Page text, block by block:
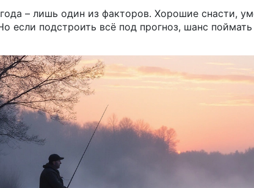
– лишь один из факторов. Хорошие снасти,
если подстроить всё под прогноз, шанс